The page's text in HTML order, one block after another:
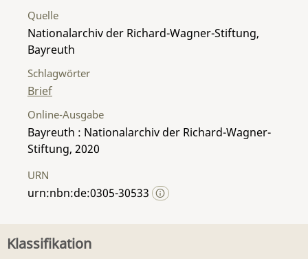
Quelle
Nationalarchiv der Richard-Wagner-Stiftung,
Bayreuth
Schlagwörter
Brief
Online-Ausgabe
Bayreuth : Nationalarchiv der Richard-Wagner-
Stiftung, 2020
URN
urn:nbn:de:0305-30533
Klassifikation